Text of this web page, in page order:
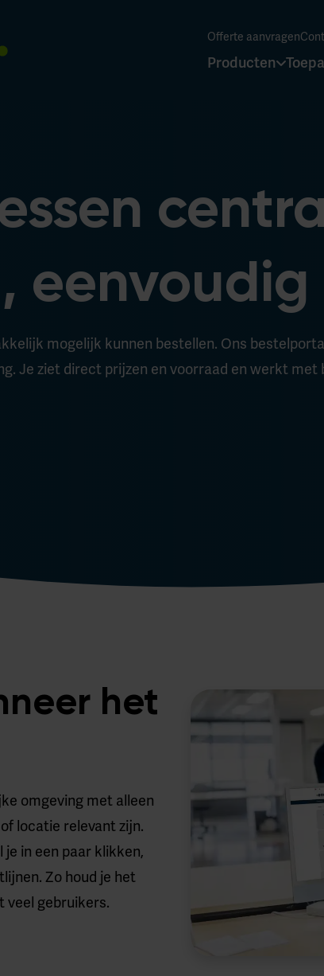
Offerte aanvragen
Producten
mogelijk kunnen bestellen. Ons
Je ziet direct prijzen en voorraad en werkt
het
omgeving met alleen
locatie relevant zijn.
in een paar klikken,
Zo houd je het
veel gebruikers.